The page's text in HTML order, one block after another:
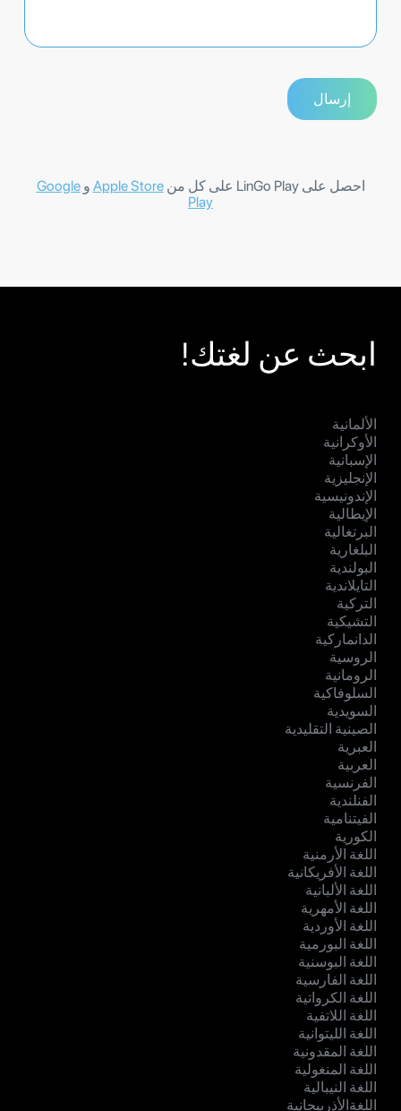
احصل على LinGo Play على كل من Apple Store وGoogle
Play
ابحث عن لغتك!
الألمانية
الأوكرانية
الإسبانية
الإنجليزية
الإندونيسية
الإيطالية
البرتغالية
البلغارية
البولندية
التايلاندية
التركية
التشيكية
الدانماركية
الروسية
الرومانية
السلوفاكية
السويدية
الصينية التقليدية
العبرية
العربية
الفرنسية
الفنلندية
الفيتنامية
الكورية
اللغة الأرمنية
اللغة الأفريكانية
اللغة الألبانية
اللغة الأمهرية
اللغة الأوردية
اللغة البورمية
اللغة البوسنية
اللغة الفارسية
اللغة الكرواتية
اللغة اللاتفية
اللغة الليتوانية
اللغة المقدونية
اللغة المنغولية
اللغة النيبالية
اللغةالأذربيجانية